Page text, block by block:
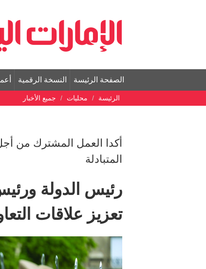
الصفحة الرئيسة النسخة الرقمية
الرئيسة محليات جميع الأخبار
أكدا العمل المشترك من
المتبادلة
رئيس الدولة
تعزيز علاقات